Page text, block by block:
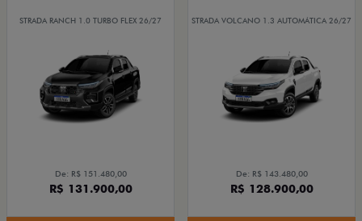
STRADA RANCH 1.0 TURBO FLEX 26/27
De: R$ 151.480,00
R$ 131.900,00
STRADA VOLCANO 1.3 AUTOMÁTICA 26/27
De: R$ 143.480,00
R$ 128.900,00